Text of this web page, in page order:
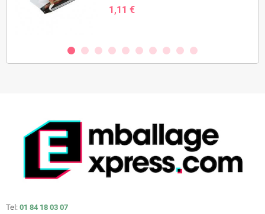
1,11 €
Tel: 01 84 18 03 07